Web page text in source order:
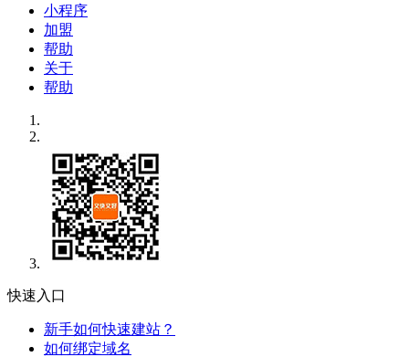
小程序
加盟
帮助
关于
帮助
快速入口
新手如何快速建站？
如何绑定域名